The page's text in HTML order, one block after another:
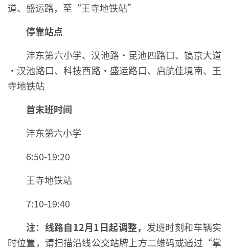
道、盛运路，至“王寺地铁站”
停靠站点
沣东第六小学、汉池路·昆池四路口、镐京大道
·汉池路口、科技西路·盛运路口、启航佳境南、王
寺地铁站
首末班时间
沣东第六小学
6:50-19:20
王寺地铁站
7:10-19:40
注：线路自12月1日起调整， 发班时刻和车辆实
时位置，请扫描沿线公交站牌上方二维码或通过“掌